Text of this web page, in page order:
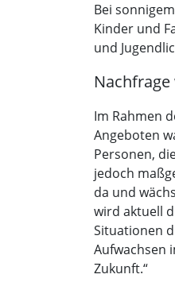
Bei
Kinder und
und
Im Rahmen
Angeboten
Personen,
jedoch
da und
wird aktuell
Situationen
Aufwachsen
Zukunft.“